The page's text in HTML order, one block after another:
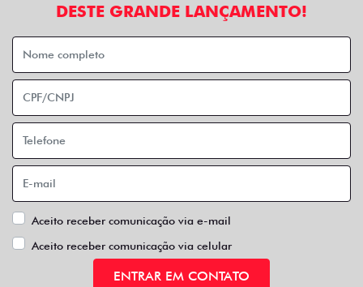
DESTE GRANDE LANÇAMENTO!
Aceito receber comunicação via e-mail
Aceito receber comunicação via celular
ENTRAR EM CONTATO